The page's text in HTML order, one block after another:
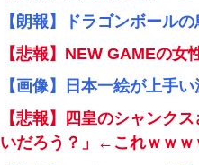
【朗報】ドラゴンボール
【悲報】NEW GAMEの
【画像】日本一絵が上手
【悲報】四皇のシャンク
いだろう？」←これｗｗｗ